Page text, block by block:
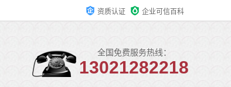
资质认证 企业可信百科
全国免费服务热线：
13021282218